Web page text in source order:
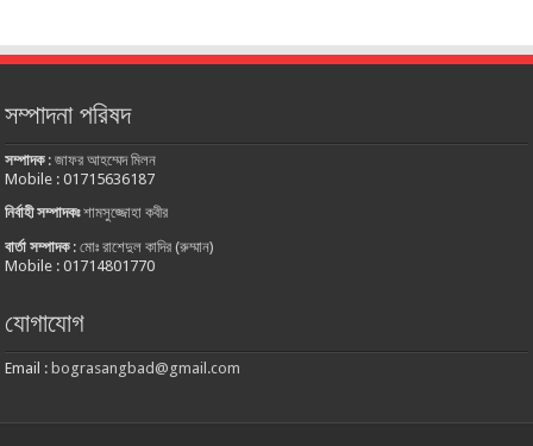
সম্পাদনা পরিষদ
সম্পাদক:জাফর আহম্মেদ মিলন
Mobile : 01715636187
নির্বাহী সম্পাদকঃশামসুজ্জোহা কবীর
বার্তা সম্পাদক:মোঃ রাশেদুল কাদির (রুম্মান)
Mobile : 01714801770
যোগাযোগ
Email : bograsangbad@gmail.com